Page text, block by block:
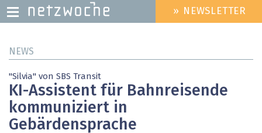
zum
HEADER
MENU
» NEWSLETTER
NEWS
"Silvia" von SBS Transit
KI-Assistent für Bahnreisende
kommuniziert in
Gebärdensprache